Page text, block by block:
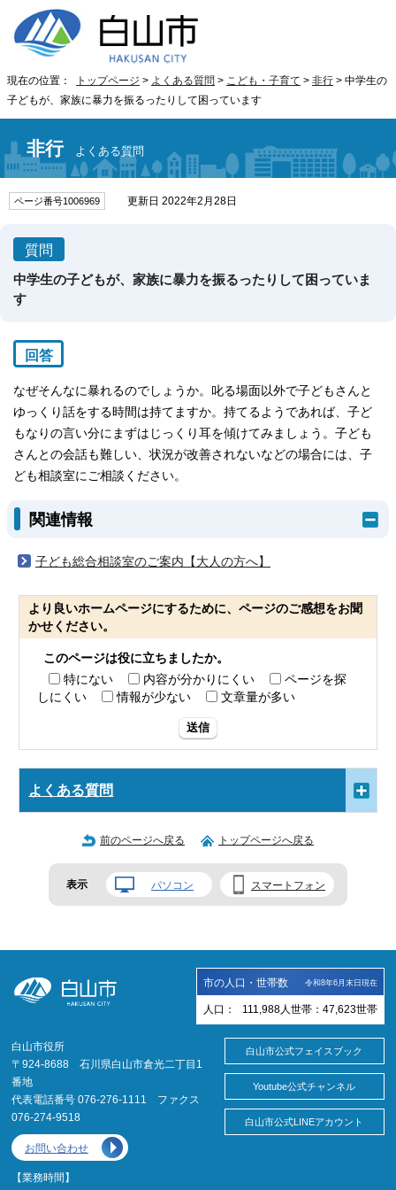
現在の位置： トップページ > よくある質問 > こども・子育て > 非行 > 中学生の
子どもが、家族に暴力を振るったりして困っています
非行よくある質問
ページ番号1006969 更新日 2022年2月28日
質問
中学生の子どもが、家族に暴力を振るったりして困っていま
す
回答
なぜそんなに暴れるのでしょうか。叱る場面以外で子どもさんと
ゆっくり話をする時間は持てますか。持てるようであれば、子ど
もなりの言い分にまずはじっくり耳を傾けてみましょう。子ども
さんとの会話も難しい、状況が改善されないなどの場合には、子
ども相談室にご相談ください。
関連情報
子ども総合相談室のご案内【大人の方へ】
より良いホームページにするために、ページのご感想をお聞
かせください。
このページは役に立ちましたか。
特にない
内容が分かりにくい
ページを探
しにくい
情報が少ない 文章量が多い
送信
よくある質問
前のページへ戻る トップページへ戻る
表示 パソコン スマートフォン
市の人口・世帯数 令和8年6月末日現在
人口： 111,988 人 世帯： 47,623世帯
白山市役所
〒924-8688 石川県白山市倉光二丁目1
番地
代表電話番号 076-276-1111 ファクス
076-274-9518
お問い合わせ
【業務時間】
白山市公式フェイスブック
Youtube公式チャンネル
白山市公式LINEアカウント